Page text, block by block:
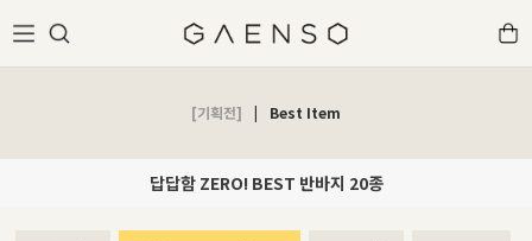
[기획전] | Best Item
답답함 ZERO! BEST 반바지 20종